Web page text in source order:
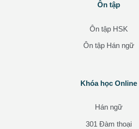
Ôn tập
Ôn tập HSK
Ôn tập Hán ngữ
Bỏ qua Khóa học OnlineKhóa học Online
Hán ngữ
301 Đàm thoại